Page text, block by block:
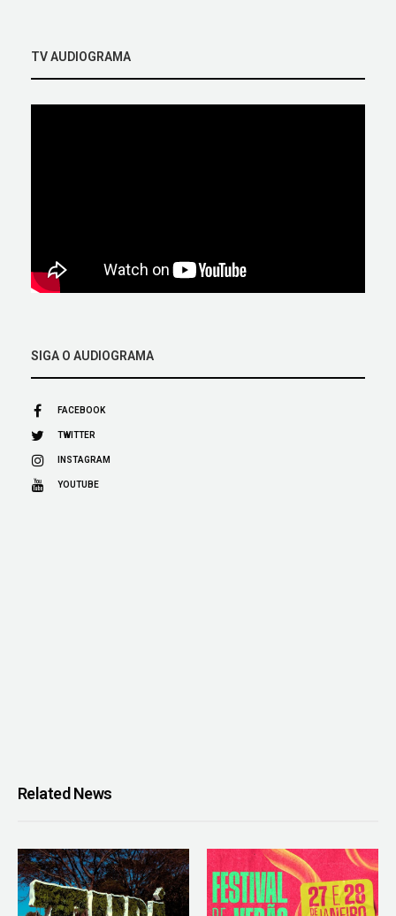
TV AUDIOGRAMA
SIGA O AUDIOGRAMA
FACEBOOK
TWITTER
INSTAGRAM
YOUTUBE
Related News